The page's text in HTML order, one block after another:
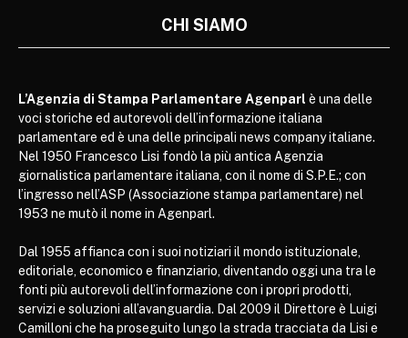
CHI SIAMO
L’Agenzia di Stampa Parlamentare Agenparl è una delle
voci storiche ed autorevoli dell’informazione italiana
parlamentare ed è una delle principali news company italiane.
Nel 1950 Francesco Lisi fondò la più antica Agenzia
giornalistica parlamentare italiana, con il nome di S.P.E.; con
l’ingresso nell’ASP (Associazione stampa parlamentare) nel
1953 ne mutò il nome in Agenparl.
Dal 1955 affianca con i suoi notiziari il mondo istituzionale,
editoriale, economico e finanziario, diventando oggi una tra le
fonti più autorevoli dell’informazione con i propri prodotti,
servizi e soluzioni all’avanguardia. Dal 2009 il Direttore è Luigi
Camilloni che ha proseguito lungo la strada tracciata da Lisi e